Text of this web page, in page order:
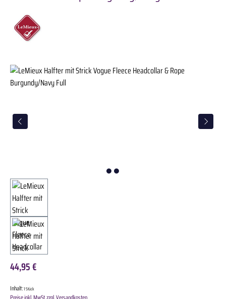
Bildergalerie überspringen
44,95 €
Inhalt:1 Stück